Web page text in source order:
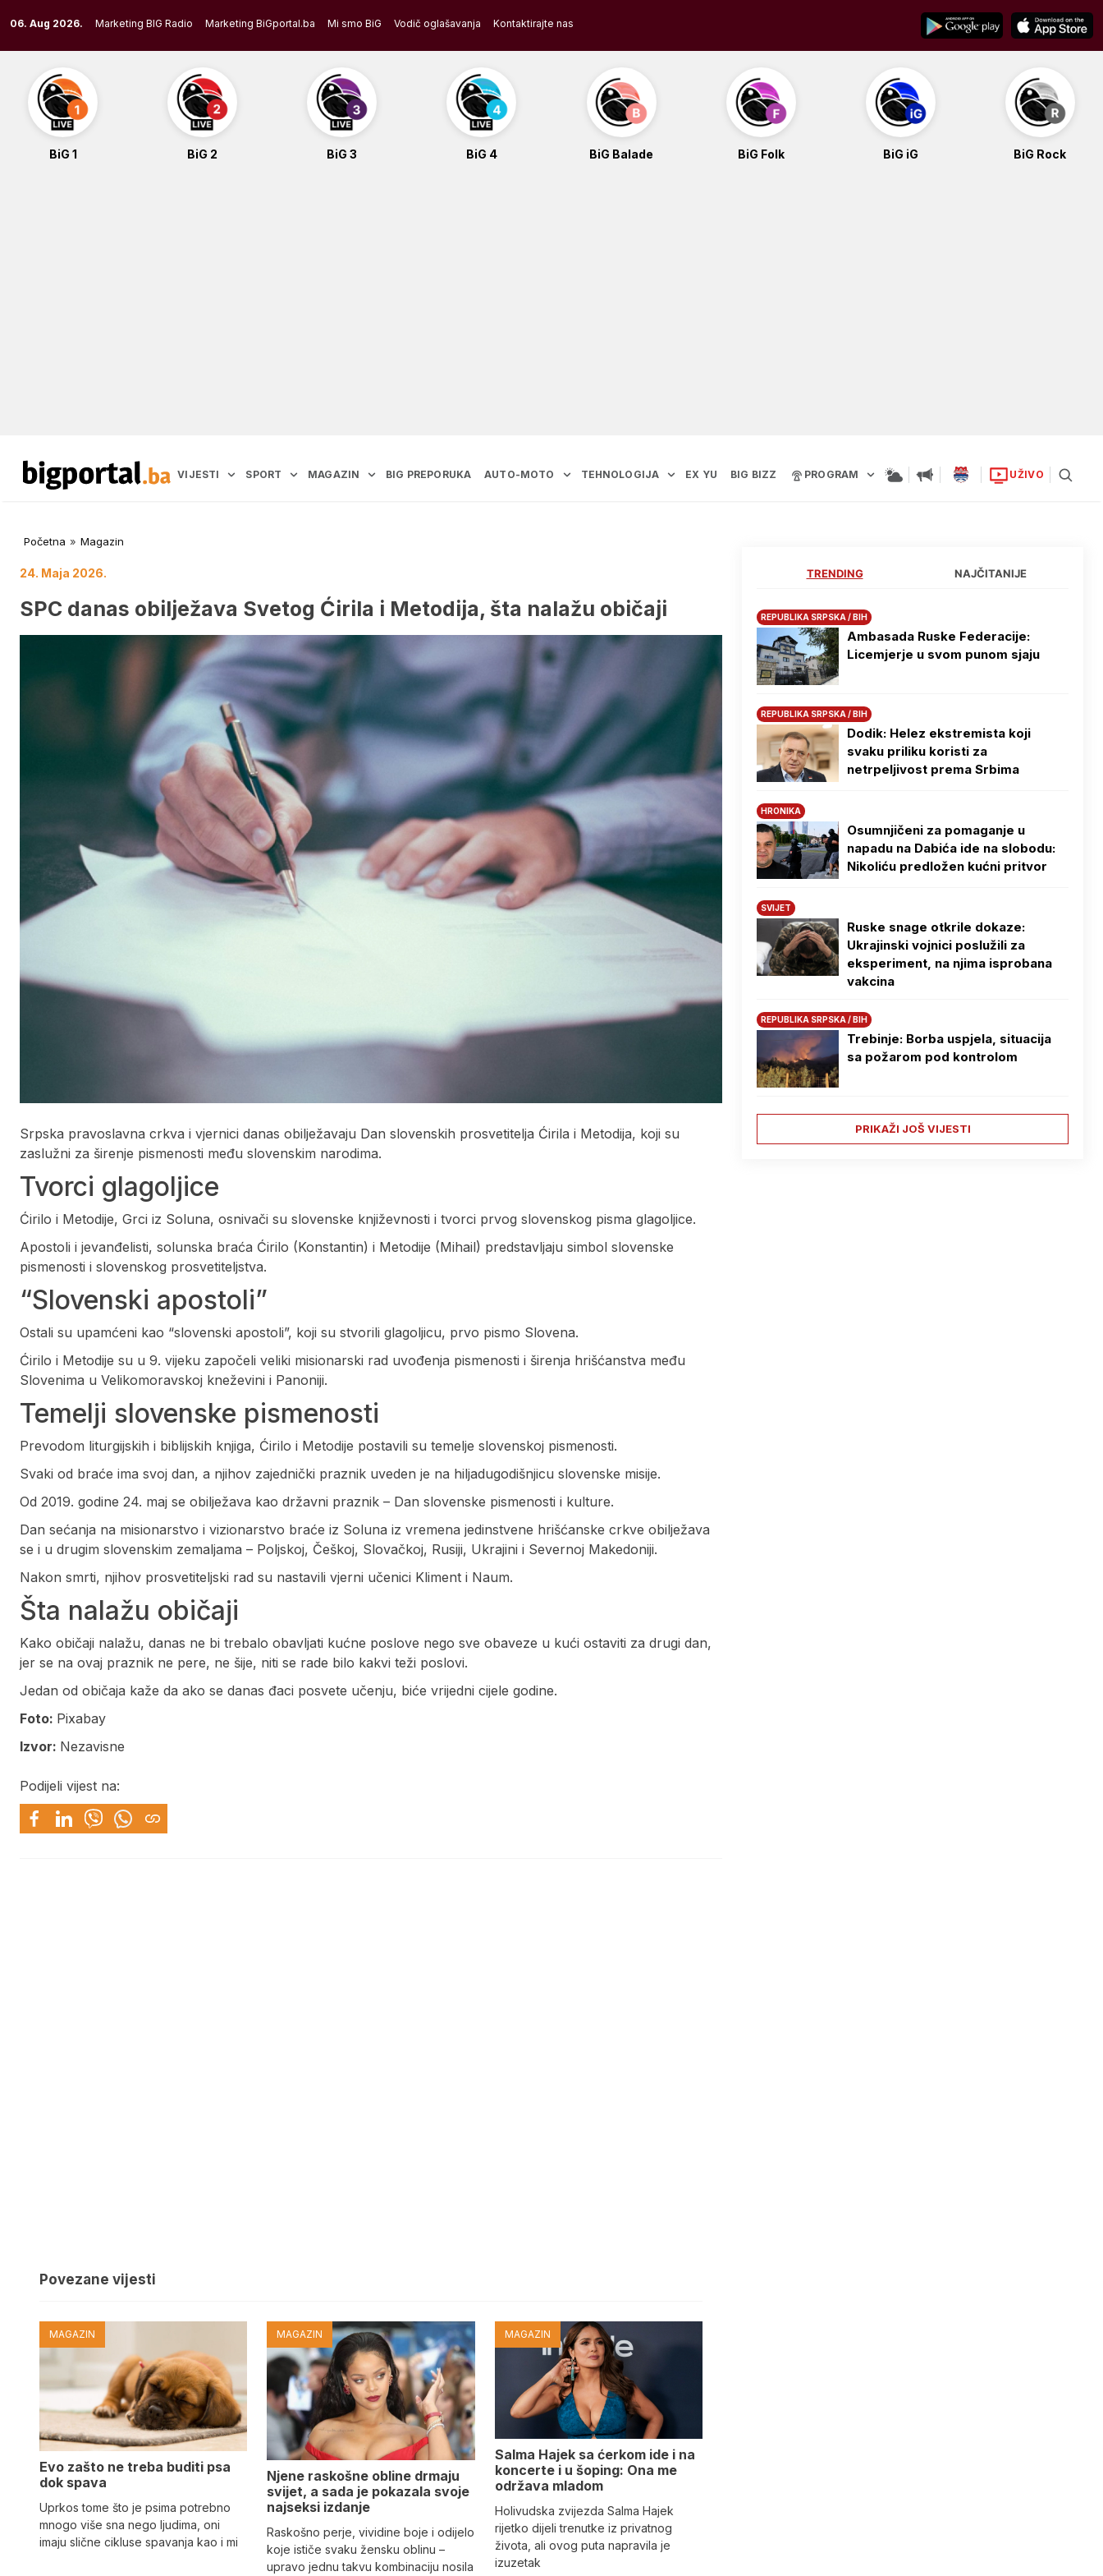
to
content
06. Aug 2026. Marketing BIG Radio Marketing BiGportal.ba Mi smo BiG Vodič oglašavanja Kontaktirajte nas
BiG 1 BiG 2 BiG 3 BiG 4 BiG Balade BiG Folk BiG iG BiG Rock
VIJESTI SPORT MAGAZIN BIG PREPORUKA AUTO-MOTO TEHNOLOGIJA EX YU BIG BIZZ PROGRAM UŽIVO
Početna » Magazin
24. Maja 2026.
SPC danas obilježava Svetog Ćirila i Metodija, šta nalažu običaji
Srpska pravoslavna crkva i vjernici danas obilježavaju Dan slovenskih prosvetitelja Ćirila i Metodija, koji su
zaslužni za širenje pismenosti među slovenskim narodima.
Tvorci glagoljice
Ćirilo i Metodije, Grci iz Soluna, osnivači su slovenske književnosti i tvorci prvog slovenskog pisma glagoljice.
Apostoli i jevanđelisti, solunska braća Ćirilo (Konstantin) i Metodije (Mihail) predstavljaju simbol slovenske
pismenosti i slovenskog prosvetiteljstva.
“Slovenski apostoli”
Ostali su upamćeni kao “slovenski apostoli”, koji su stvorili glagoljicu, prvo pismo Slovena.
Ćirilo i Metodije su u 9. vijeku započeli veliki misionarski rad uvođenja pismenosti i širenja hrišćanstva među
Slovenima u Velikomoravskoj kneževini i Panoniji.
Temelji slovenske pismenosti
Prevodom liturgijskih i biblijskih knjiga, Ćirilo i Metodije postavili su temelje slovenskoj pismenosti.
Svaki od braće ima svoj dan, a njihov zajednički praznik uveden je na hiljadugodišnjicu slovenske misije.
Od 2019. godine 24. maj se obilježava kao državni praznik – Dan slovenske pismenosti i kulture.
Dan sećanja na misionarstvo i vizionarstvo braće iz Soluna iz vremena jedinstvene hrišćanske crkve obilježava
se i u drugim slovenskim zemaljama – Poljskoj, Češkoj, Slovačkoj, Rusiji, Ukrajini i Severnoj Makedoniji.
Nakon smrti, njihov prosvetiteljski rad su nastavili vjerni učenici Kliment i Naum.
Šta nalažu običaji
Kako običaji nalažu, danas ne bi trebalo obavljati kućne poslove nego sve obaveze u kući ostaviti za drugi dan,
jer se na ovaj praznik ne pere, ne šije, niti se rade bilo kakvi teži poslovi.
Jedan od običaja kaže da ako se danas đaci posvete učenju, biće vrijedni cijele godine.
Foto: Pixabay
Izvor: Nezavisne
Podijeli vijest na:
Povezane vijesti
MAGAZIN
Evo zašto ne treba buditi psa
dok spava
Uprkos tome što je psima potrebno
mnogo više sna nego ljudima, oni
imaju slične cikluse spavanja kao i mi
MAGAZIN
Njene raskošne obline drmaju
svijet, a sada je pokazala svoje
najseksi izdanje
Raskošno perje, vividine boje i odijelo
koje ističe svaku žensku oblinu –
upravo jednu takvu kombinaciju nosila
MAGAZIN
Salma Hajek sa ćerkom ide i na
koncerte i u šoping: Ona me
održava mladom
Holivudska zvijezda Salma Hajek
rijetko dijeli trenutke iz privatnog
života, ali ovog puta napravila je
izuzetak
TRENDING NAJČITANIJE
REPUBLIKA SRPSKA / BIH
Ambasada Ruske Federacije:
Licemjerje u svom punom sjaju
REPUBLIKA SRPSKA / BIH
Dodik: Helez ekstremista koji
svaku priliku koristi za
netrpeljivost prema Srbima
HRONIKA
Osumnjičeni za pomaganje u
napadu na Dabića ide na slobodu:
Nikoliću predložen kućni pritvor
SVIJET
Ruske snage otkrile dokaze:
Ukrajinski vojnici poslužili za
eksperiment, na njima isprobana
vakcina
REPUBLIKA SRPSKA / BIH
Trebinje: Borba uspjela, situacija
sa požarom pod kontrolom
PRIKAŽI JOŠ VIJESTI